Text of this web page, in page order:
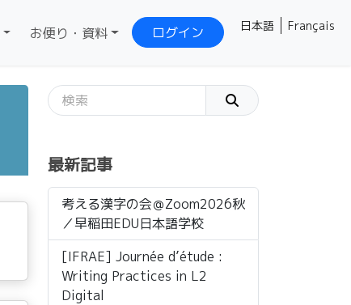
お便り・資料 ログイン Français
日本語
最新記事
考える漢字の会＠Zoom2026秋
／早稲田EDU日本語学校
[IFRAE] Journée d’étude :
Writing Practices in L2
Digital